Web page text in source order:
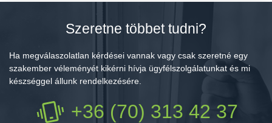
Szeretne többet tudni?
Ha megválaszolatlan kérdései vannak vagy csak szeretné egy
szakember véleményét kikérni hívja ügyfélszolgálatunkat és mi
készséggel állunk rendelkezésére.
+36 (70) 313 42 37